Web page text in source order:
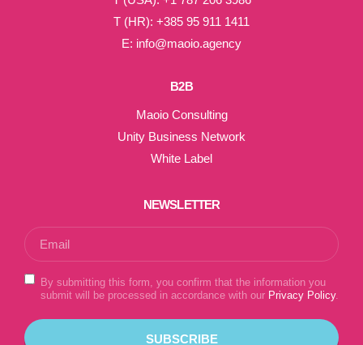
T (HR): +385 95 911 1411
E: info@maoio.agency
B2B
Maoio Consulting
Unity Business Network
White Label
NEWSLETTER
By submitting this form, you confirm that the information you
submit will be processed in accordance with our Privacy Policy.
SUBSCRIBE